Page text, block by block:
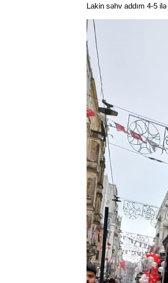
Lakin səhv addım 4-5